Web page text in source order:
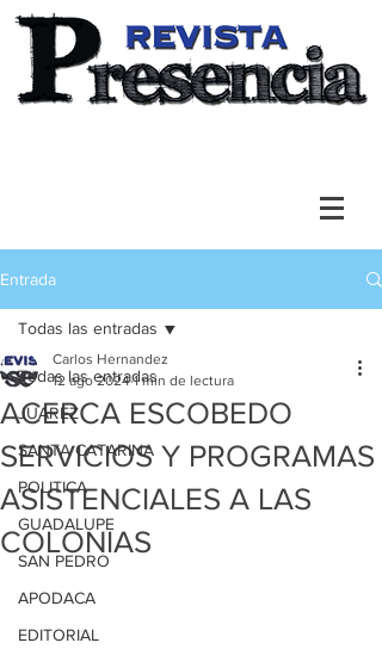
Entrada
Todas las entradas
JUAREZ
SANTA CATARINA
POLITICA
GUADALUPE
SAN PEDRO
APODACA
EDITORIAL
Todas las entradas
ACERCA ESCOBEDO
SERVICIOS Y PROGRAMAS
ASISTENCIALES A LAS
COLONIAS
Carlos Hernandez
12 ago 2024 1 min de lectura